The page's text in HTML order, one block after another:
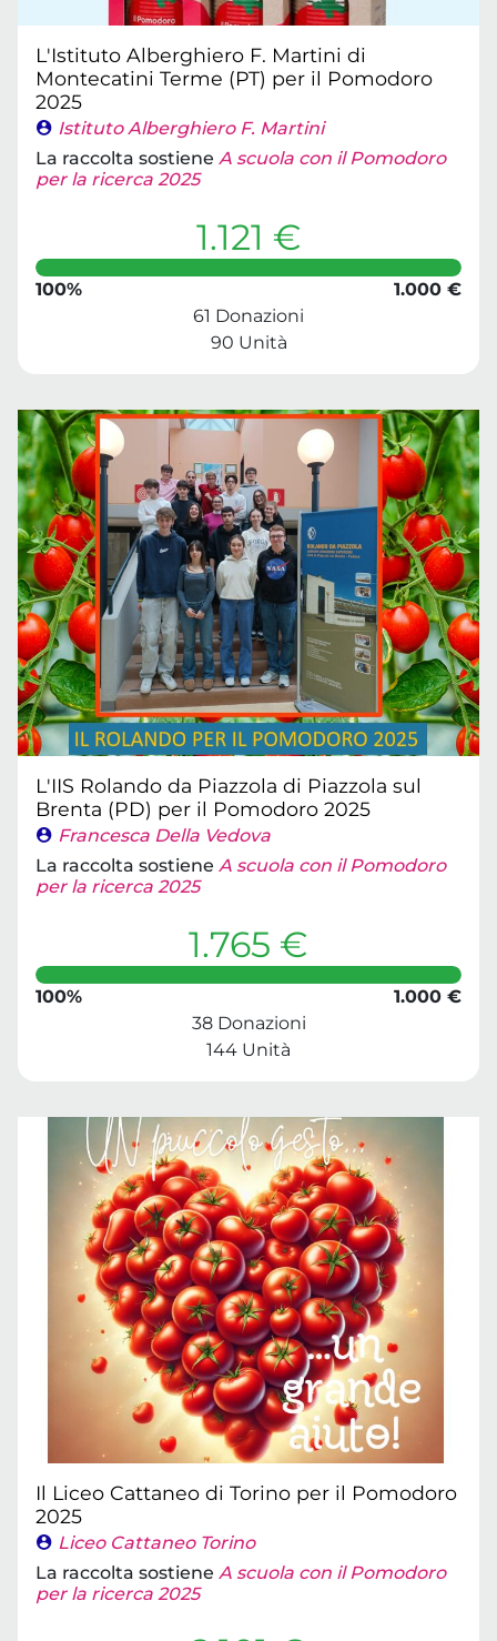
L'Istituto Alberghiero F. Martini di
Montecatini Terme (PT) per il Pomodoro
2025
Istituto Alberghiero F. Martini
La raccolta sostiene A scuola con il Pomodoro
per la ricerca 2025
1.121 €
100%
1.000 €
61 Donazioni
90 Unità
L'IIS Rolando da Piazzola di Piazzola sul
Brenta (PD) per il Pomodoro 2025
Francesca Della Vedova
La raccolta sostiene A scuola con il Pomodoro
per la ricerca 2025
1.765 €
100%
1.000 €
38 Donazioni
144 Unità
Il Liceo Cattaneo di Torino per il Pomodoro
2025
Liceo Cattaneo Torino
La raccolta sostiene A scuola con il Pomodoro
per la ricerca 2025